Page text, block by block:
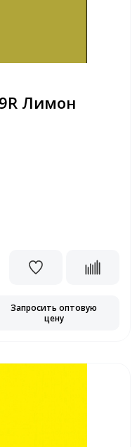
Лимон
Запросить оптовую
цену